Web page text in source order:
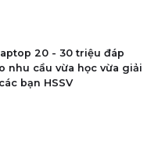
20 - 30 triệu đáp
nhu cầu vừa học vừa giải
bạn HSSV